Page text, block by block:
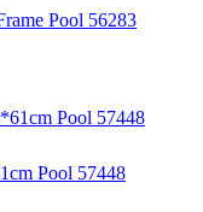
Pool 56283
Pool 57448